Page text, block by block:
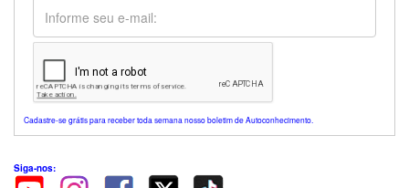
Cadastre-se grátis para receber toda semana nosso boletim de Autoconhecimento.
Siga-nos: